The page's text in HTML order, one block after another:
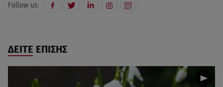
Follow us:
ΔΕΙΤΕ ΕΠΙΣΗΣ